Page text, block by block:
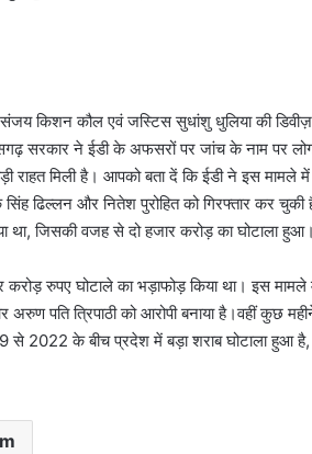
संजय किशन कौल एवं जस्टिस सुधांशु धुलिया की
सरकार ने ईडी के अफसरों पर जांच के नाम पर
राहत मिली है। आपको बता दें कि ईडी ने इस मामले
सिंह ढिल्लन और नितेश पुरोहित को गिरफ्तार कर चुकी
था, जिसकी वजह से दो हजार करोड़ का घोटाला हुआ।
करोड़ रुपए घोटाले का भड़ाफोड़ किया था। इस मामले
पति त्रिपाठी को आरोपी बनाया है।वहीं कुछ
से 2022 के बीच प्रदेश में बड़ा शराब घोटाला हुआ